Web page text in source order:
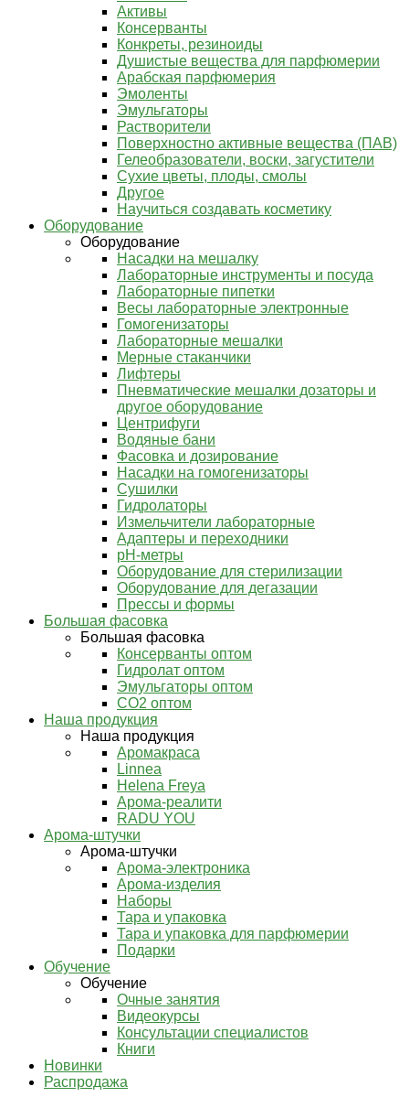
Активы
Консерванты
Конкреты, резиноиды
Душистые вещества для парфюмерии
Арабская парфюмерия
Эмоленты
Эмульгаторы
Растворители
Поверхностно активные вещества (ПАВ)
Гелеобразователи, воски, загустители
Сухие цветы, плоды, смолы
Другое
Научиться создавать косметику
Оборудование
Оборудование
Насадки на мешалку
Лабораторные инструменты и посуда
Лабораторные пипетки
Весы лабораторные электронные
Гомогенизаторы
Лабораторные мешалки
Мерные стаканчики
Лифтеры
Пневматические мешалки дозаторы и
другое оборудование
Центрифуги
Водяные бани
Фасовка и дозирование
Насадки на гомогенизаторы
Сушилки
Гидролаторы
Измельчители лабораторные
Адаптеры и переходники
pH-метры
Оборудование для стерилизации
Оборудование для дегазации
Прессы и формы
Большая фасовка
Большая фасовка
Консерванты оптом
Гидролат оптом
Эмульгаторы оптом
СО2 оптом
Наша продукция
Наша продукция
Аромакраса
Linnea
Helena Freya
Арома-реалити
RADU YOU
Арома-штучки
Арома-штучки
Арома-электроника
Арома-изделия
Наборы
Тара и упаковка
Тара и упаковка для парфюмерии
Подарки
Обучение
Обучение
Очные занятия
Видеокурсы
Консультации специалистов
Книги
Новинки
Распродажа